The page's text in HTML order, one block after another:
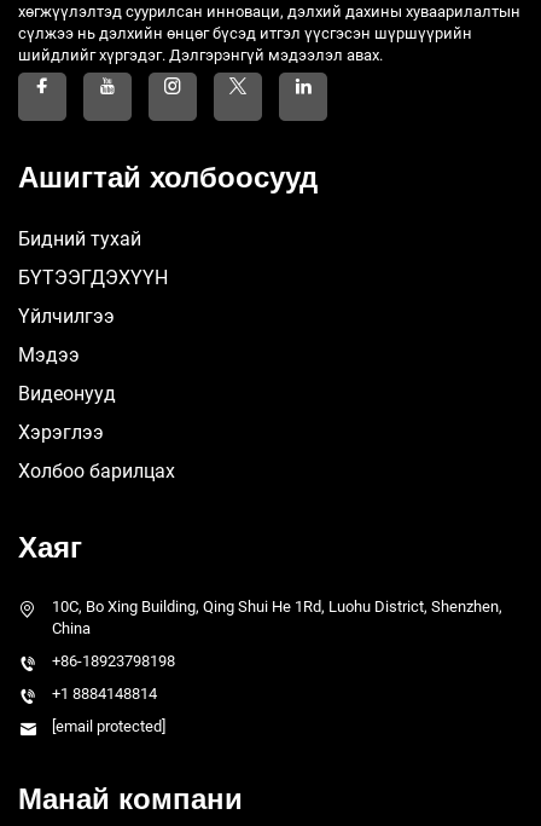
хөгжүүлэлтэд суурилсан инноваци, дэлхий дахины хуваарилалтын
сүлжээ нь дэлхийн өнцөг бүсэд итгэл үүсгэсэн шүршүүрийн
шийдлийг хүргэдэг. Дэлгэрэнгүй мэдээлэл авах.
Ашигтай холбоосууд
Бидний тухай
БҮТЭЭГДЭХҮҮН
Үйлчилгээ
Мэдээ
Видеонууд
Хэрэглээ
Холбоо барилцах
Хаяг
10C, Bo Xing Building, Qing Shui He 1Rd, Luohu District, Shenzhen,
China
+86-18923798198
+1 8884148814
[email protected]
Манай компани